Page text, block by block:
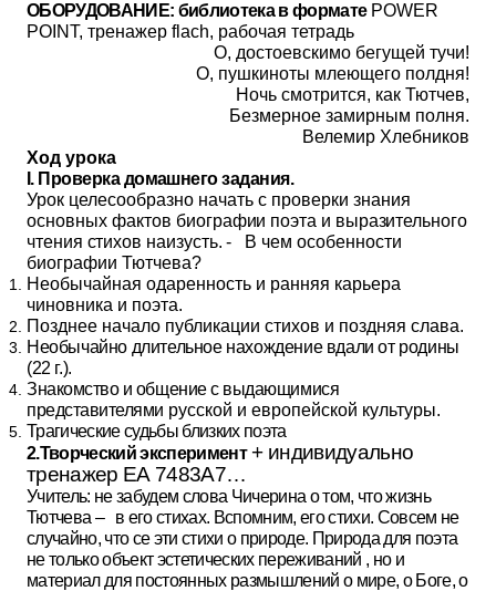
ОБОРУДОВАНИЕ: библиотека в форматеPOWER
POINT, тренажер flаch, рабочая тетрадь
О, достоевскимо бегущей тучи!
О, пушкиноты млеющего полдня!
Ночь смотрится, как Тютчев,
Безмерное замирным полня.
Велемир Хлебников
Ход урока
. Проверка домашнего задания.
Урок целесообразно начать с проверки знания
основных фактов биографии поэта и выразительного
чтения стихов наизусть.- В чем особенности
биографии Тютчева?
Необычайная одаренность и ранняя карьера
чиновника и поэта.
Позднее начало публикации стихов и поздняя слава.
Необычайно длительное нахождение вдали от родины
(22 г.).
Знакомство и общение с выдающимися
представителями русской и европейской культуры.
Трагические судьбы близких поэта
2.Творческий эксперимент+ индивидуально
тренажер ЕА 7483А7…
Учитель: не забудем слова Чичерина о том, что жизнь
Тютчева – в его стихах. Вспомним, его стихи. Совсем не
случайно, что се эти стихи о природе. Природа для поэта
не только объект эстетических переживаний , но и
материал для постоянных размышлений о мире, о Боге, о